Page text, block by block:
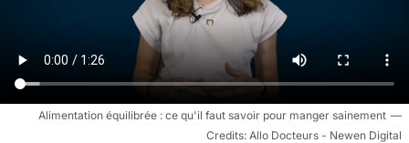
Alimentation équilibrée : ce qu'il faut savoir pour manger sainement
Allo Docteurs - Newen Digital